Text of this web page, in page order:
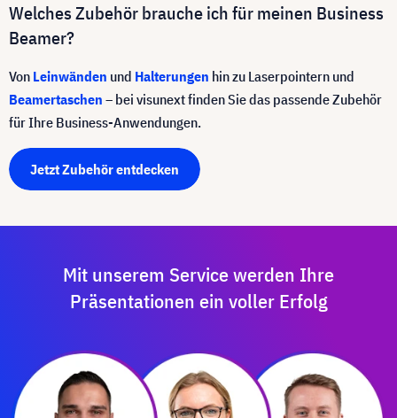
Welches Zubehör brauche ich für meinen Business
Beamer?
Von Leinwänden und Halterungen hin zu Laserpointern und
Beamertaschen – bei visunext finden Sie das passende Zubehör
für Ihre Business-Anwendungen.
Jetzt Zubehör entdecken
Mit unserem Service werden Ihre
Präsentationen ein voller Erfolg